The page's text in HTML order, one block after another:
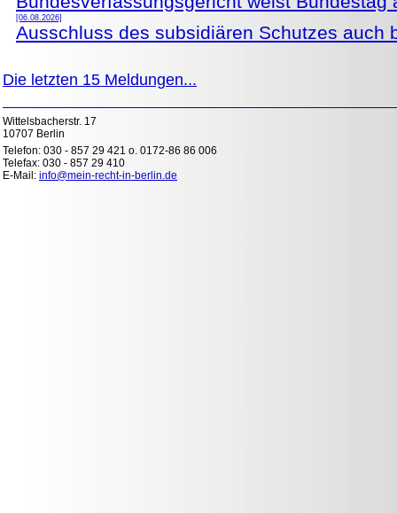
[06.08.2026]
Ausschluss des subsidiären Schutzes auch
Die letzten 15 Meldungen...
Wittelsbacherstr. 17
10707 Berlin
Telefon: 030 - 857 29 421 o. 0172-86 86 006
Telefax: 030 - 857 29 410
E-Mail: info@mein-recht-in-berlin.de